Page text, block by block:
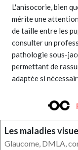
L'anisocorie, bien
mérite une
de taille entre les
consulter un
pathologie sous-
permettant de
adaptée si
Les maladies
Glaucome, DMLA,